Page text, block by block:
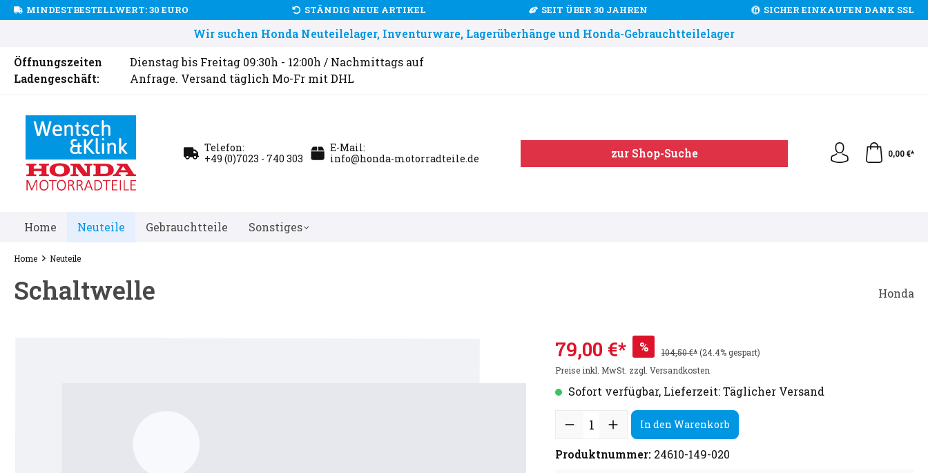
MINDESTBESTELLWERT: 30 EURO STÄNDIG NEUE ARTIKEL SEIT ÜBER 30 JAHREN SICHER EINKAUFEN DANK SSL
Wir suchen Honda Neuteilelager, Inventurware, Lagerüberhänge und Honda-Gebrauchtteilelager
Öffnungszeiten
Ladengeschäft:
Dienstag bis Freitag 09:30h - 12:00h / Nachmittags auf
Anfrage. Versand täglich Mo-Fr mit DHL
Telefon:
+49 (0)7023 - 740 303
E-Mail:
info@honda-motorradteile.de
zur Shop-Suche 0,00 €*
Home Neuteile Gebrauchtteile Sonstiges
Home Neuteile
Schaltwelle Honda
79,00 €* % 104,50 €*(24.4% gespart)
Preise inkl. MwSt. zzgl. Versandkosten
Sofort verfügbar, Lieferzeit: Täglicher Versand
In den Warenkorb
Produktnummer: 24610-149-020